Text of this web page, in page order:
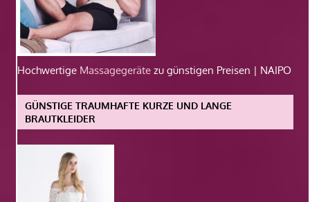
Hochwertige Massagegeräte zu günstigen Preisen | NAIPO
GÜNSTIGE TRAUMHAFTE KURZE UND LANGE
BRAUTKLEIDER